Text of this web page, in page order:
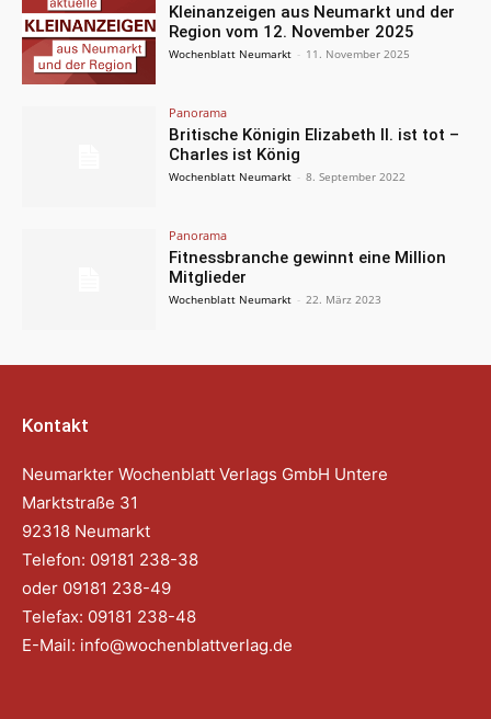
Kleinanzeigen aus Neumarkt und der
Region vom 12. November 2025
Wochenblatt Neumarkt - 11. November 2025
Panorama
Britische Königin Elizabeth II. ist tot –
Charles ist König
Wochenblatt Neumarkt - 8. September 2022
Panorama
Fitnessbranche gewinnt eine Million
Mitglieder
Wochenblatt Neumarkt - 22. März 2023
Kontakt
Neumarkter Wochenblatt Verlags GmbH Untere
Marktstraße 31
92318 Neumarkt
Telefon: 09181 238-38
oder 09181 238-49
Telefax: 09181 238-48
E-Mail: info@wochenblattverlag.de